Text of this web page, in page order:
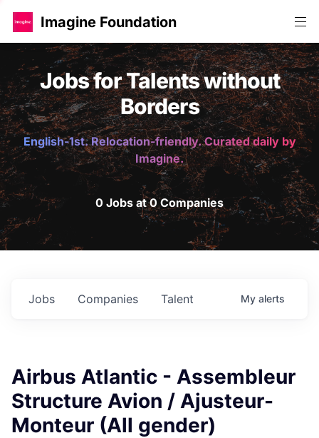
Imagine Foundation
Jobs for Talents without
Borders
English-1st. Relocation-friendly. Curated daily by
Imagine.
0 Jobs at 0 Companies
Jobs Companies Talent My alerts
Airbus Atlantic - Assembleur
Structure Avion / Ajusteur-
Monteur (All gender)